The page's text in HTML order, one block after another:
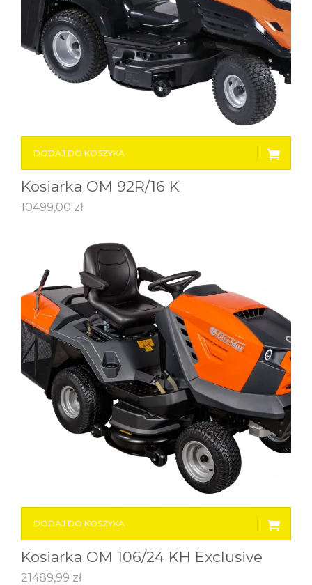
DODAJ DO KOSZYKA
Kosiarka OM 92R/16 K
10499,00 zł
DODAJ DO KOSZYKA
Kosiarka OM 106/24 KH Exclusive
21489,99 zł